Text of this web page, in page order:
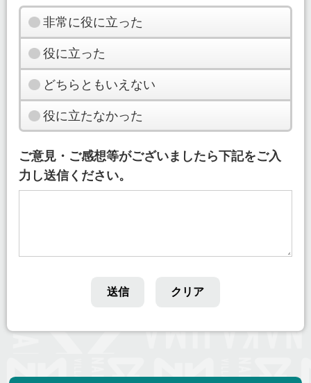
非常に役に立った
役に立った
どちらともいえない
役に立たなかった
ご意見・ご感想等がございましたら下記をご入
力し送信ください。